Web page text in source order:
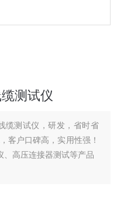
测试仪
缆测试仪，研发，省时省
客户口碑高，实用性强！
、高压连接器测试等产品